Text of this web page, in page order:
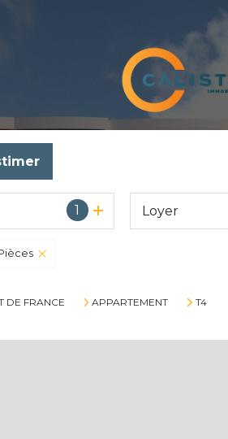
1 Loyer
DE FRANCE APPARTEMENT T4